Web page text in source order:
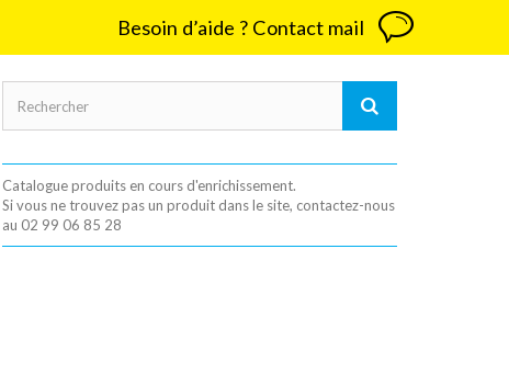
Besoin d’aide ? Contact mail
Catalogue produits en cours d'enrichissement.
Si vous ne trouvez pas un produit dans le site, contactez-nous
au 02 99 06 85 28